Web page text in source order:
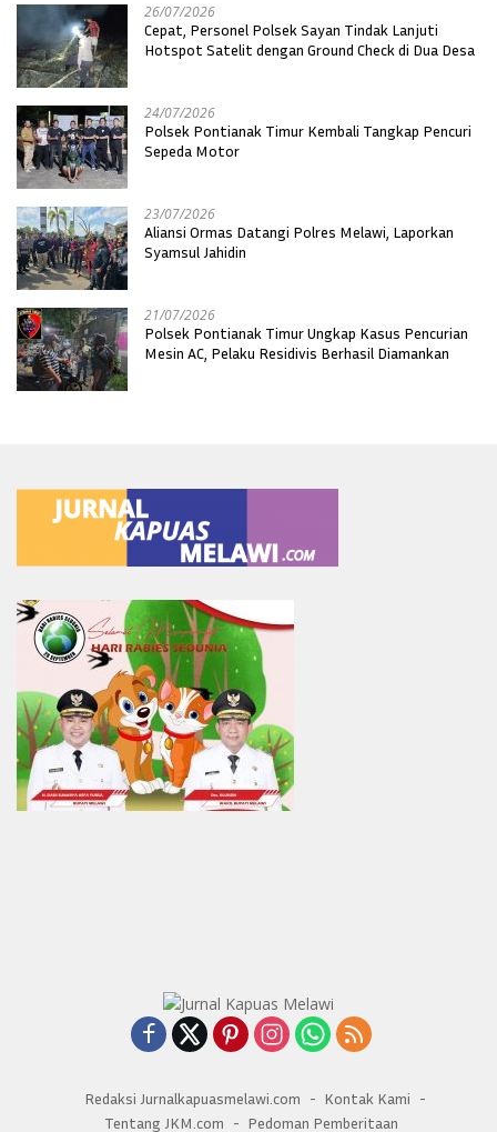
26/07/2026
Cepat, Personel Polsek Sayan Tindak Lanjuti
Hotspot Satelit dengan Ground Check di Dua Desa
24/07/2026
Polsek Pontianak Timur Kembali Tangkap Pencuri
Sepeda Motor
23/07/2026
Aliansi Ormas Datangi Polres Melawi, Laporkan
Syamsul Jahidin
21/07/2026
Polsek Pontianak Timur Ungkap Kasus Pencurian
Mesin AC, Pelaku Residivis Berhasil Diamankan
Redaksi Jurnalkapuasmelawi.com
Kontak Kami
Tentang JKM.com
Pedoman Pemberitaan